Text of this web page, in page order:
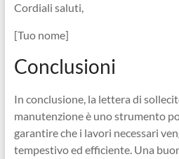
Cordiali saluti,
[Tuo nome]
Conclusioni
In conclusione, la lettera di
manutenzione è uno strumento
garantire che i lavori necessari
tempestivo ed efficiente. Una